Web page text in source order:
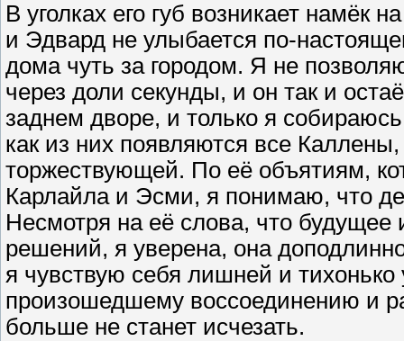
В уголках его губ возникает
и Эдвард не улыбается по-
дома чуть за городом. Я не
через доли секунды, и он так и
заднем дворе, и только я
как из них появляются все
торжествующей. По её объятиям,
Карлайла и Эсми, я понимаю, что
Несмотря на её слова, что будущее
решений, я уверена, она
я чувствую себя лишней и
произошедшему воссоединению и
больше не станет исчезать.